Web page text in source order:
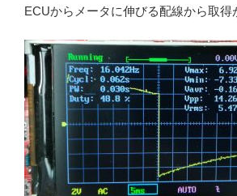
ECUからメータに伸びる配線から取得